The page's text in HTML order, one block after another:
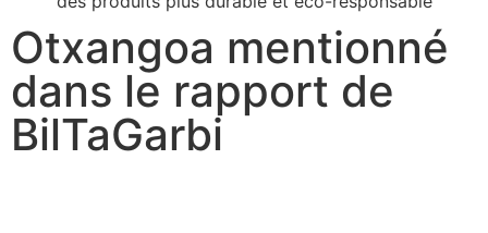
Otxangoa mentionné
dans le rapport de
BilTaGarbi